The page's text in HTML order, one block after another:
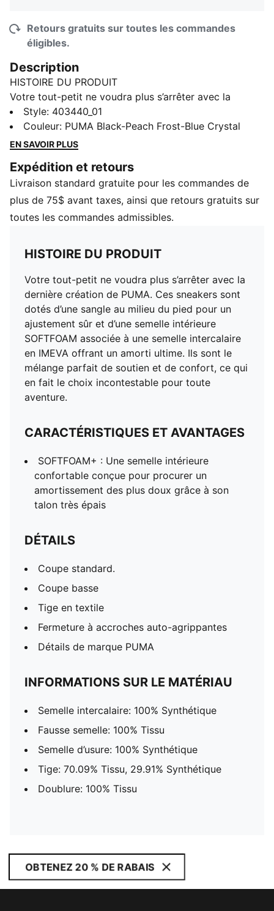
Retours gratuits sur toutes les commandes
éligibles.
Description
HISTOIRE DU PRODUIT
Votre tout-petit ne voudra plus s’arrêter avec la
dernière création de PUMA. Ces sneakers sont dotés
d’une sangle au milieu du pied pour un ajustement sûr
et d’une semelle intérieure SOFTFOAM associée à une
Ils sont le mélange parfait de soutien et de confort, ce
qui en fait le choix incontestable pour toute aventure.
CARACTÉRISTIQUES ET AVANTAGES
SOFTFOAM+ : Une semelle intérieure confortable
DÉTAILS
Coupe standard.
Coupe basse
Tige en textile
Fermeture à accroches auto-agrippantes
Détails de marque PUMA
Style: 403440_01
Couleur: PUMA Black-Peach Frost-Blue Crystal
EN SAVOIR PLUS
Expédition et retours
Livraison standard gratuite pour les commandes de
plus de 75$ avant taxes, ainsi que retours gratuits sur
toutes les commandes admissibles.
HISTOIRE DU PRODUIT
Votre tout-petit ne voudra plus s’arrêter avec la
dernière création de PUMA. Ces sneakers sont
dotés d’une sangle au milieu du pied pour un
ajustement sûr et d’une semelle intérieure
SOFTFOAM associée à une semelle intercalaire
en IMEVA offrant un amorti ultime. Ils sont le
mélange parfait de soutien et de confort, ce qui
en fait le choix incontestable pour toute
aventure.
CARACTÉRISTIQUES ET AVANTAGES
SOFTFOAM+ : Une semelle intérieure
confortable conçue pour procurer un
amortissement des plus doux grâce à son
talon très épais
DÉTAILS
Coupe standard.
Coupe basse
Tige en textile
Fermeture à accroches auto-agrippantes
Détails de marque PUMA
INFORMATIONS SUR LE MATÉRIAU
Semelle intercalaire: 100% Synthétique
Fausse semelle: 100% Tissu
Semelle d’usure: 100% Synthétique
Tige: 70.09% Tissu, 29.91% Synthétique
Doublure: 100% Tissu
OBTENEZ 20 % DE RABAIS